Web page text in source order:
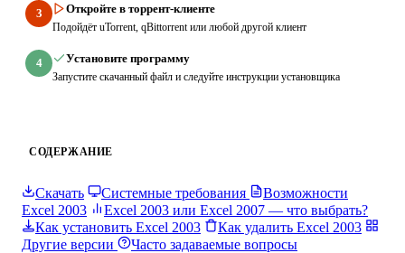
3 Откройте в торрент-клиенте
Подойдёт uTorrent, qBittorrent или любой другой клиент
4 Установите программу
Запустите скачанный файл и следуйте инструкции установщика
СОДЕРЖАНИЕ
Скачать Системные требования
Возможности
Excel 2003
Excel 2003 или Excel 2007 — что выбрать?
Как установить Excel 2003
Как удалить Excel 2003
Другие версии
Часто задаваемые вопросы